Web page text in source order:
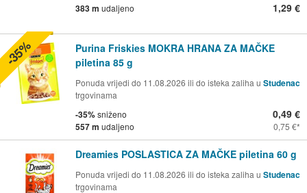
383 m udaljeno 1,29 €
Purina Friskies MOKRA HRANA ZA MAČKE
piletina 85 g
Ponuda vrijedi do 11.08.2026 ili do isteka zaliha u Studenac
trgovinama
-35%sniženo
557 m udaljeno
0,49 €
0,75 €
-35%
Dreamies POSLASTICA ZA MAČKE piletina 60 g
Ponuda vrijedi do 11.08.2026 ili do isteka zaliha u Studenac
trgovinama